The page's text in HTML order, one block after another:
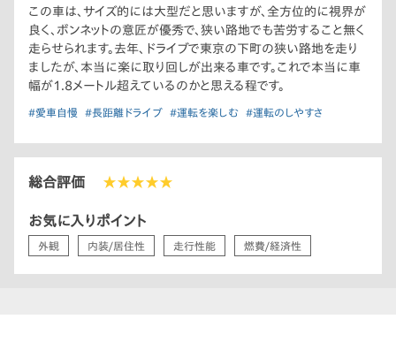
この車は、サイズ的には大型だと思いますが、全方位的に視界が
良く、ボンネットの意匠が優秀で、狭い路地でも苦労すること無く
走らせられます。去年、ドライブで東京の下町の狭い路地を走り
ましたが、本当に楽に取り回しが出来る車です。これで本当に車
幅が1.8メートル超えているのかと思える程です。
#愛車自慢 #長距離ドライブ #運転を楽しむ #運転のしやすさ
総合評価 ★★★★★
お気に入りポイント
外観 内装/居住性 走行性能 燃費/経済性